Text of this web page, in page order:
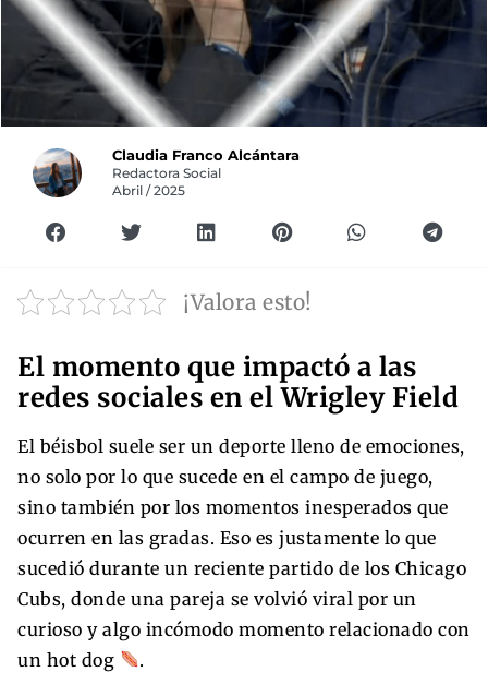
Claudia Franco Alcántara
Redactora Social
Abril / 2025
¡Valora esto!
El momento que impactó a las
redes sociales en el Wrigley Field
El béisbol suele ser un deporte lleno de emociones,
no solo por lo que sucede en el campo de juego,
sino también por los momentos inesperados que
ocurren en las gradas. Eso es justamente lo que
sucedió durante un reciente partido de los Chicago
Cubs, donde una pareja se volvió viral por un
curioso y algo incómodo momento relacionado con
un hot dog
.